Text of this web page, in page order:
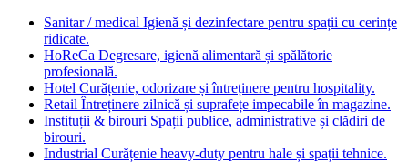
Sanitar / medical Igienă și dezinfectare pentru spații cu cerințe
ridicate.
HoReCa Degresare, igienă alimentară și spălătorie
profesională.
Hotel Curățenie, odorizare și întreținere pentru hospitality.
Retail Întreținere zilnică și suprafețe impecabile în magazine.
Instituții & birouri Spații publice, administrative și clădiri de
birouri.
Industrial Curățenie heavy-duty pentru hale și spații tehnice.